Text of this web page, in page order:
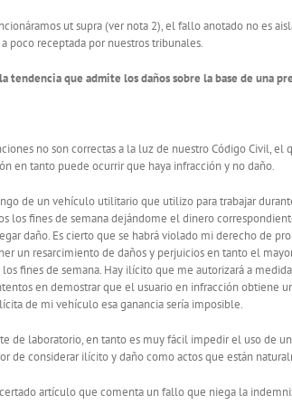
ut supra (ver nota 2), el fallo anotado no es
poco receptada por nuestros tribunales.
tendencia que admite los daños sobre la base de una
no son correctas a la luz de nuestro Código Civil,
en tanto puede ocurrir que haya infracción y no daño.
de un vehículo utilitario que utilizo para trabajar
los fines de semana dejándome el dinero
daño. Es cierto que se habrá violado mi derecho de
un resarcimiento de daños y perjuicios en tanto el
fines de semana. Hay ilícito que me autorizará a
en demostrar que el usuario en infracción obtiene
de mi vehículo esa ganancia sería imposible.
de laboratorio, en tanto es muy fácil impedir el uso de
de considerar ilícito y daño como actos que están
artículo que comenta un fallo que niega la